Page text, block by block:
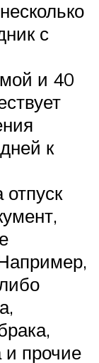
с
и 40
к
и прочие